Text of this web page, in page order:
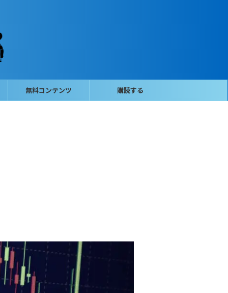
無料コンテンツ 購読する